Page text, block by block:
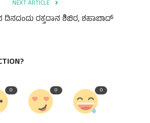
NEXT ARTICLE
ದಿನದಂದು ರಕ್ತದಾನ ಶಿಬಿರ, ಶಹಾಬಾದ್
0 0 0